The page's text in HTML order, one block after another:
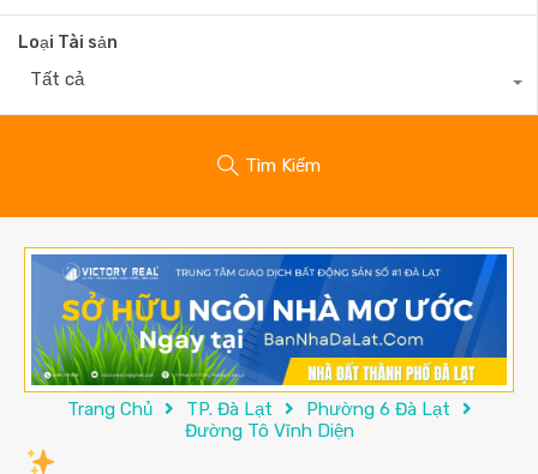
Loại Tài sản
Tất cả
Tìm Kiếm
Trang Chủ TP. Đà Lạt
Phường 6 Đà Lạt
Đường Tô Vĩnh Diện